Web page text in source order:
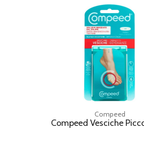
Compeed
Compeed Vesciche